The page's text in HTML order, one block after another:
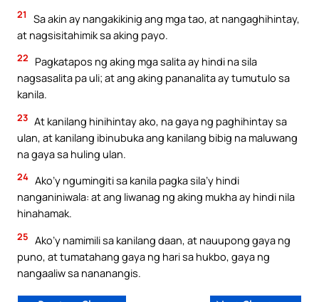
21
Sa akin ay nangakikinig ang mga tao, at nangaghihintay,
at nagsisitahimik sa aking payo.
22
Pagkatapos ng aking mga salita ay hindi na sila
nagsasalita pa uli; at ang aking pananalita ay tumutulo sa
kanila.
23 At kanilang hinihintay ako, na gaya ng paghihintay sa
ulan, at kanilang ibinubuka ang kanilang bibig na maluwang
na gaya sa huling ulan.
24 Ako’y ngumingiti sa kanila pagka sila’y hindi
nanganiniwala: at ang liwanag ng aking mukha ay hindi nila
hinahamak.
25 Ako’y namimili sa kanilang daan, at nauupong gaya ng
puno, at tumatahang gaya ng hari sa hukbo, gaya ng
nangaaliw sa nananangis.